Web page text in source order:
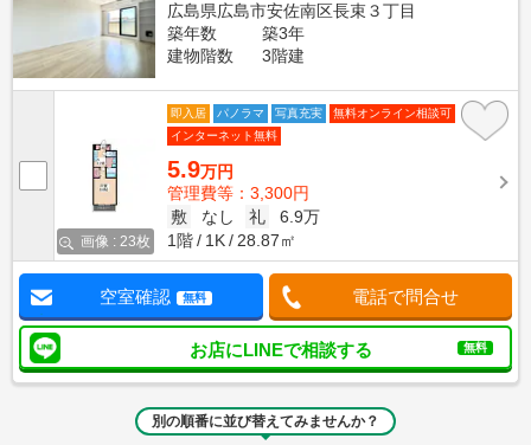
広島県広島市安佐南区長束３丁目
築年数
築3年
建物階数
3階建
画像 : 23枚
即入居 パノラマ 写真充実
無料オンライン相談可
インターネット無料
5.9万円
管理費等：3,300円
敷
なし 礼
6.9万
1階
1K 28.87㎡
空室確認 無料 電話で問合せ
お店にLINEで相談する 無料
別の順番に並び替えてみませんか？